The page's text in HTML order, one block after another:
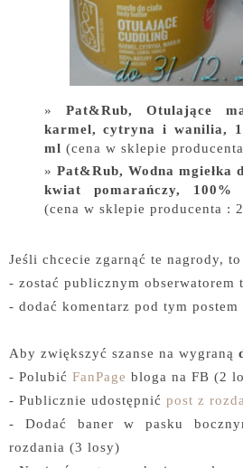
Pat&Rub, Otulające
karmel, cytryna i wanilia,
ml (cena w sklepie
Pat&Rub, Wodna mgiełka
kwiat pomarańczy,
(cena w sklepie producenta :
Jeśli chcecie zgarnąć te nagrody, to
- zostać publicznym obserwatorem
- dodać komentarz pod tym postem
Aby zwiększyć szanse na wygraną
- Polubić FanPage bloga na FB (2
- Publicznie udostępnić post z
- Dodać baner w pasku
rozdania (3 losy)